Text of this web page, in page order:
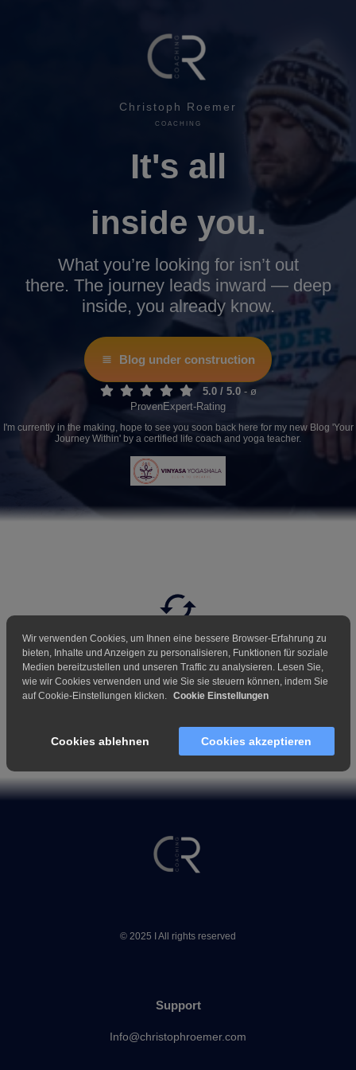
Christoph Roemer
COACHING
It's all
inside you.
What you’re looking for isn’t out
there. The journey leads inward — deep
inside, you already know.
Blog under construction
5.0 / 5.0 - ø
ProvenExpert-Rating
I'm currently in the making, hope to see you soon back here for my new Blog 'Your
Journey Within' by a certified life coach and yoga teacher.
This site is currently under
development...
© 2025 I All rights reserved
Support
Info@christophroemer.com
Wir verwenden Cookies, um Ihnen eine bessere Browser-Erfahrung zu
bieten, Inhalte und Anzeigen zu personalisieren, Funktionen für soziale
Medien bereitzustellen und unseren Traffic zu analysieren. Lesen Sie,
wie wir Cookies verwenden und wie Sie sie steuern können, indem Sie
auf Cookie-Einstellungen klicken. Cookie Einstellungen
Cookies ablehnen Cookies akzeptieren